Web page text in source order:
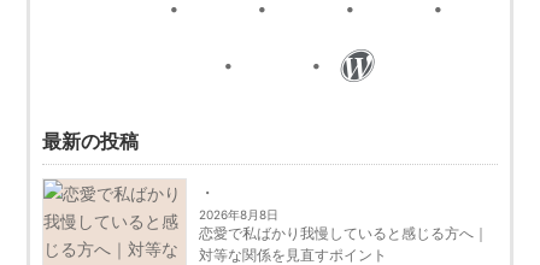
最新の投稿
2026年8月8日
恋愛で私ばかり我慢していると感じる方へ｜
対等な関係を見直すポイント